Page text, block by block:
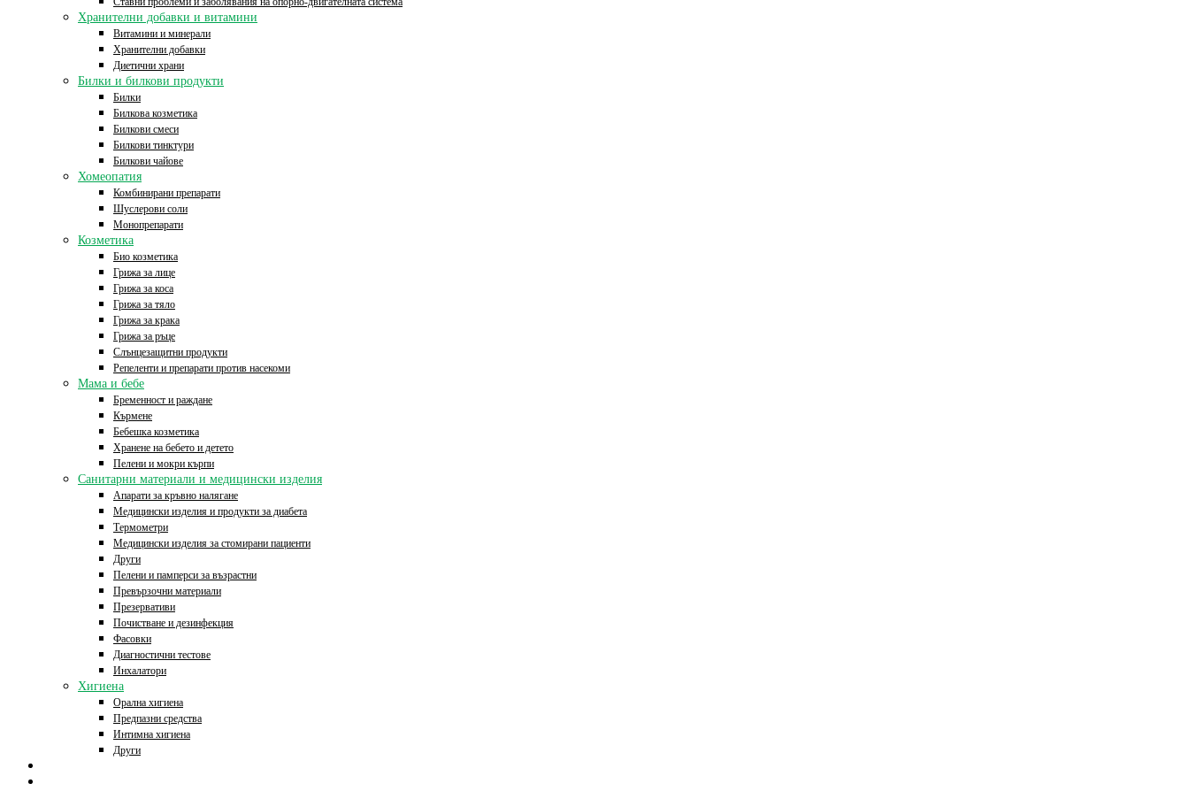
Хранителни добавки и витамини
Витамини и минерали
Хранителни добавки
Диетични храни
Билки и билкови продукти
Билки
Билкова козметика
Билкови смеси
Билкови тинктури
Билкови чайове
Хомеопатия
Комбинирани препарати
Шуслерови соли
Монопрепарати
Козметика
Био козметика
Грижа за лице
Грижа за коса
Грижа за тяло
Грижа за крака
Грижа за ръце
Слънцезащитни продукти
Репеленти и препарати против насекоми
Мама и бебе
Бременност и раждане
Кърмене
Бебешка козметика
Хранене на бебето и детето
Пелени и мокри кърпи
Санитарни материали и медицински изделия
Апарати за кръвно налягане
Медицински изделия и продукти за диабета
Термометри
Медицински изделия за стомирани пациенти
Други
Пелени и памперси за възрастни
Превързочни материали
Презервативи
Почистване и дезинфекция
Фасовки
Диагностични тестове
Инхалатори
Хигиена
Орална хигиена
Предпазни средства
Интимна хигиена
Други